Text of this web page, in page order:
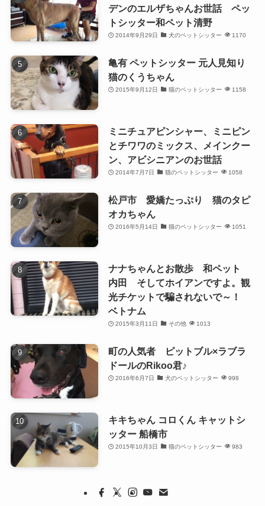
デンのエルザちゃんお世話 ペッ
トシッター和ペット清野
2014年9月29日 犬のペットシッター 1170
亀有 ペットシッター 元人見知り
猫のくうちゃん
2015年9月12日 猫のペットシッター 1158
ミニチュアピンシャー、ミニピン
とチワワのミックス、メインクー
ン、アビシニアンのお世話
2014年7月7日 猫のペットシッター 1058
松戸市 愛嬌たっぷり 猫のタピ
オカちゃん
2016年5月14日 猫のペットシッター 1051
ナナちゃんとお散歩 和ペット
内田 そしてホイアンですよ。観
光チケットで騙されないで～！
ベトナム
2015年3月11日 その他 1013
町の人気者 ピットブル×ラブラ
ドールのRikoo君♪
2016年6月7日 犬のペットシッター 998
キキちゃん コロくん キャットシ
ッター 船橋市
2015年10月3日 猫のペットシッター 983